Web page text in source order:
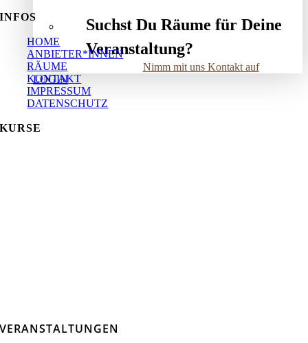
Suchst Du Räume für Deine
Veranstaltung?
Nimm mit uns Kontakt auf
LOGIN
INFOS
HOME
ANBIETER*INNEN
RÄUME
KONTAKT
IMPRESSUM
DATENSCHUTZ
KURSE
VERANSTALTUNGEN